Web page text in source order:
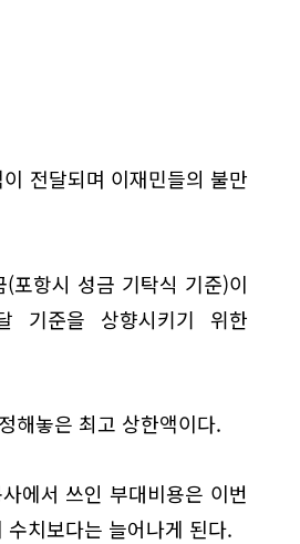
전달되며 이재민들의 불만
포항시 성금 기탁식 기준)이
기준을 상향시키기 위한
해놓은 최고 상한액이다.
에서 쓰인 부대비용은 이번
치보다는 늘어나게 된다.